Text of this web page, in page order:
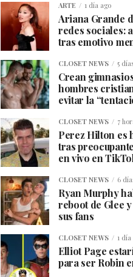
ARTE 1 día ago
Ariana Grande
redes sociales:
tras emotivo
CLOSET NEWS 5
Crean
hombres
evitar la
CLOSET NEWS 7
Perez Hilton es
tras
en vivo en
CLOSET NEWS 6
Ryan Murphy
reboot de Glee
sus fans
CLOSET NEWS 1
Elliot Page
para ser Robin